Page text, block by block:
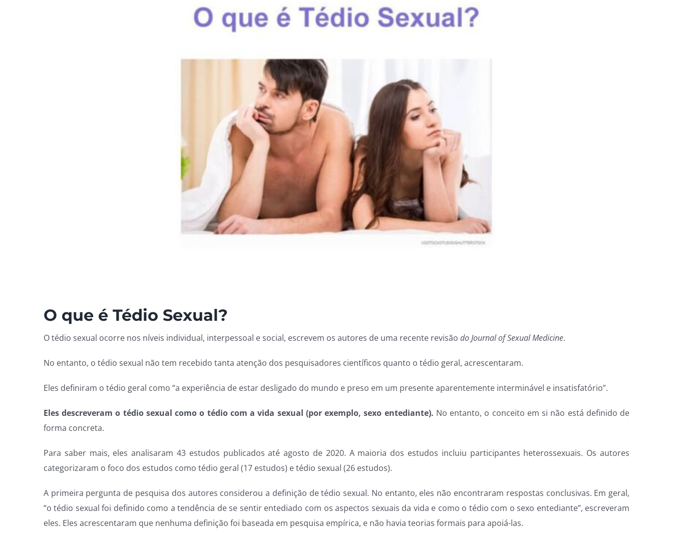
O que é Tédio Sexual?
O tédio sexual ocorre nos níveis individual, interpessoal e social, escrevem os autores de uma recente revisão do Journal of Sexual Medicine.
No entanto, o tédio sexual não tem recebido tanta atenção dos pesquisadores científicos quanto o tédio geral, acrescentaram.
Eles definiram o tédio geral como “a experiência de estar desligado do mundo e preso em um presente aparentemente interminável e insatisfatório”.
Eles descreveram o tédio sexual como o tédio com a vida sexual (por exemplo, sexo entediante). No entanto, o conceito em si não está definido de
forma concreta.
Para saber mais, eles analisaram 43 estudos publicados até agosto de 2020. A maioria dos estudos incluiu participantes heterossexuais. Os autores
categorizaram o foco dos estudos como tédio geral (17 estudos) e tédio sexual (26 estudos).
A primeira pergunta de pesquisa dos autores considerou a definição de tédio sexual. No entanto, eles não encontraram respostas conclusivas. Em geral,
“o tédio sexual foi definido como a tendência de se sentir entediado com os aspectos sexuais da vida e como o tédio com o sexo entediante”, escreveram
eles. Eles acrescentaram que nenhuma definição foi baseada em pesquisa empírica, e não havia teorias formais para apoiá-las.